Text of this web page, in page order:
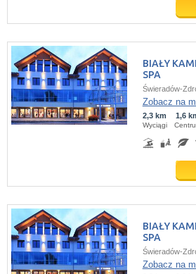
BIAŁY
SPA
Świeradów-
Zobacz na
2,3 km
Wyciągi
1,6
BIAŁY
SPA
Świeradów-
Zobacz na